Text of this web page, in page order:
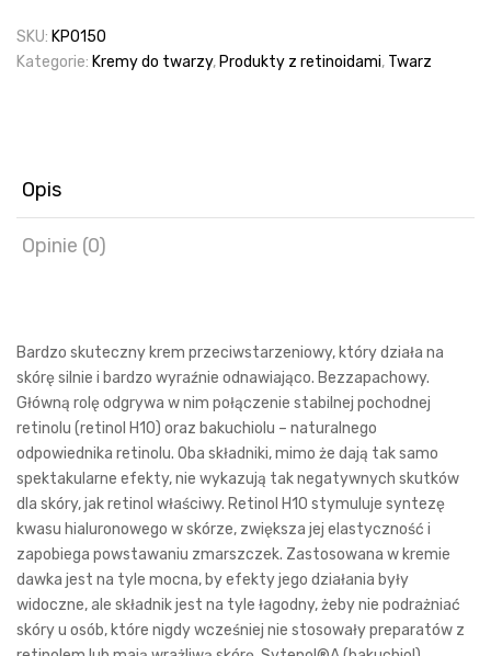
SKU: KP0150
Kategorie: Kremy do twarzy, Produkty z retinoidami, Twarz
Opis
Opinie (0)
Bardzo skuteczny krem przeciwstarzeniowy, który działa na
skórę silnie i bardzo wyraźnie odnawiająco. Bezzapachowy.
Główną rolę odgrywa w nim połączenie stabilnej pochodnej
retinolu (retinol H10) oraz bakuchiolu – naturalnego
odpowiednika retinolu. Oba składniki, mimo że dają tak samo
spektakularne efekty, nie wykazują tak negatywnych skutków
dla skóry, jak retinol właściwy. Retinol H10 stymuluje syntezę
kwasu hialuronowego w skórze, zwiększa jej elastyczność i
zapobiega powstawaniu zmarszczek. Zastosowana w kremie
dawka jest na tyle mocna, by efekty jego działania były
widoczne, ale składnik jest na tyle łagodny, żeby nie podrażniać
skóry u osób, które nigdy wcześniej nie stosowały preparatów z